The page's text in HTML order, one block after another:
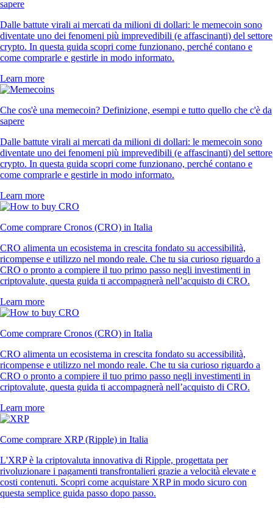
sapere
Dalle battute virali ai mercati da milioni di dollari: le memecoin sono
diventate uno dei fenomeni più imprevedibili (e affascinanti) del settore
crypto. In questa guida scopri come funzionano, perché contano e
come comprarle e gestirle in modo informato.
Learn more
Che cos'è una memecoin? Definizione, esempi e tutto quello che c'è da
sapere
Dalle battute virali ai mercati da milioni di dollari: le memecoin sono
diventate uno dei fenomeni più imprevedibili (e affascinanti) del settore
crypto. In questa guida scopri come funzionano, perché contano e
come comprarle e gestirle in modo informato.
Learn more
Come comprare Cronos (CRO) in Italia
CRO alimenta un ecosistema in crescita fondato su accessibilità,
ricompense e utilizzo nel mondo reale. Che tu sia curioso riguardo a
CRO o pronto a compiere il tuo primo passo negli investimenti in
criptovalute, questa guida ti accompagnerà nell’acquisto di CRO.
Learn more
Come comprare Cronos (CRO) in Italia
CRO alimenta un ecosistema in crescita fondato su accessibilità,
ricompense e utilizzo nel mondo reale. Che tu sia curioso riguardo a
CRO o pronto a compiere il tuo primo passo negli investimenti in
criptovalute, questa guida ti accompagnerà nell’acquisto di CRO.
Learn more
Come comprare XRP (Ripple) in Italia
L'XRP è la criptovaluta innovativa di Ripple, progettata per
rivoluzionare i pagamenti transfrontalieri grazie a velocità elevate e
costi contenuti. Scopri come acquistare XRP in modo sicuro con
questa semplice guida passo dopo passo.